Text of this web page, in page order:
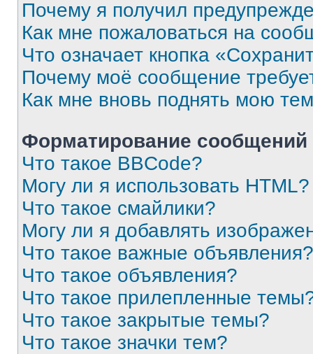
Почему я получил
Как мне пожаловаться на
Что означает кнопка
Почему моё сообщение
Как мне вновь поднять мою
Форматирование
Что такое BBCode?
Могу ли я использовать HTML?
Что такое смайлики?
Могу ли я добавлять
Что такое важные объявления?
Что такое объявления?
Что такое прилепленные
Что такое закрытые темы?
Что такое значки тем?